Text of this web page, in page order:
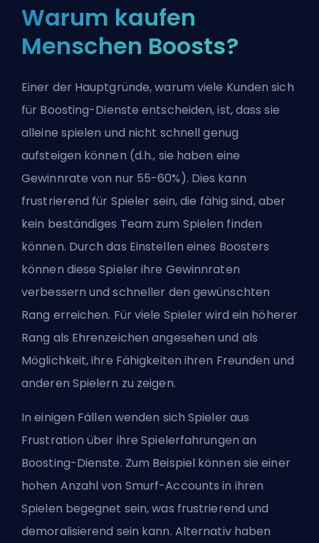
Warum kaufen
Menschen Boosts?
Einer der Hauptgründe, warum viele Kunden sich
für Boosting-Dienste entscheiden, ist, dass sie
alleine spielen und nicht schnell genug
aufsteigen können (d.h., sie haben eine
Gewinnrate von nur 55-60%). Dies kann
frustrierend für Spieler sein, die fähig sind, aber
kein beständiges Team zum Spielen finden
können. Durch das Einstellen eines Boosters
können diese Spieler ihre Gewinnraten
verbessern und schneller den gewünschten
Rang erreichen. Für viele Spieler wird ein höherer
Rang als Ehrenzeichen angesehen und als
Möglichkeit, ihre Fähigkeiten ihren Freunden und
anderen Spielern zu zeigen.
In einigen Fällen wenden sich Spieler aus
Frustration über ihre Spielerfahrungen an
Boosting-Dienste. Zum Beispiel können sie einer
hohen Anzahl von Smurf-Accounts in ihren
Spielen begegnet sein, was frustrierend und
demoralisierend sein kann. Alternativ haben